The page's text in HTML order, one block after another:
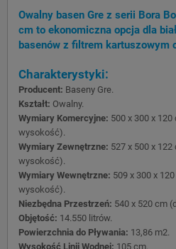
Owalny basen Gre z serii Bora
cm to ekonomiczna opcja dla
basenów z filtrem kartuszowym
Charakterystyki:
Producent: Baseny Gre.
Kształt: Owalny.
Wymiary Komercyjne: 500 x 300 x
wysokość).
Wymiary Zewnętrzne: 527 x 500 x
wysokość).
Wymiary Wewnętrzne: 509 x 300 x
wysokość).
Niezbędna Przestrzeń: 540 x 520 cm
Objętość: 14.550 litrów.
Powierzchnia do Pływania: 13,86 m2.
Wysokość Linii Wodnej: 105 cm.